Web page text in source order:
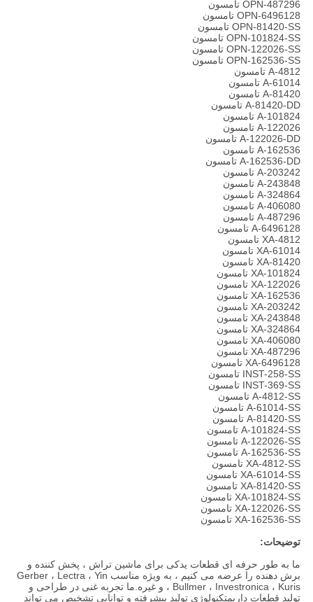
OPN-487296 تامسون
OPN-6496128 تامسون
OPN-81420-SS تامسون
OPN-101824-SS تامسون
OPN-122026-SS تامسون
OPN-162536-SS تامسون
A-4812 تامسون
A-61014 تامسون
A-81420 تامسون
A-81420-DD تامسون
A-101824 تامسون
A-122026 تامسون
A-122026-DD تامسون
A-162536 تامسون
A-162536-DD تامسون
A-203242 تامسون
A-243848 تامسون
A-324864 تامسون
A-406080 تامسون
A-487296 تامسون
A-6496128 تامسون
XA-4812 تامسون
XA-61014 تامسون
XA-81420 تامسون
XA-101824 تامسون
XA-122026 تامسون
XA-162536 تامسون
XA-203242 تامسون
XA-243848 تامسون
XA-324864 تامسون
XA-406080 تامسون
XA-487296 تامسون
XA-6496128 تامسون
INST-258-SS تامسون
INST-369-SS تامسون
A-4812-SS تامسون
A-61014-SS تامسون
A-81420-SS تامسون
A-101824-SS تامسون
A-122026-SS تامسون
A-162536-SS تامسون
XA-4812-SS تامسون
XA-61014-SS تامسون
XA-81420-SS تامسون
XA-101824-SS تامسون
XA-122026-SS تامسون
XA-162536-SS تامسون
توضیحات:
ما به طور حرفه ای قطعات یدکی برای ماشین تراش ، پخش کننده و
برش دهنده را عرضه می کنیم ، به ویژه مناسب Gerber ، Lectra ، Yin
، Bullmer ، Investronica ، Kuris و غیره.ما تجربه غنی در طراحی و
تولید قطعات داریمتکنولوژی تولید پیشرفته و توانایی تشخیص می تواند